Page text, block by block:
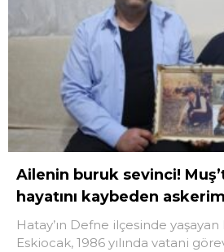
Ailenin buruk sevinci!
hayatını kaybeden
Hatay’ın Defne ilçesinde
Eskiocak, 1986 yılında vatani